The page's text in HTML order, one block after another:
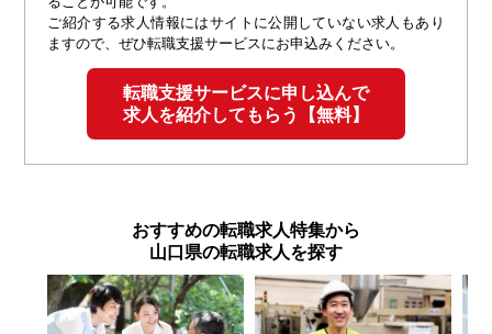
ご紹介する求人情報にはサイトに公開していない求人もあり
ますので、ぜひ転職支援サービスにお申込みください。
転職支援サービスに申し込んで
求人を紹介してもらう【無料】
おすすめの転職求人特集から
山口県の転職求人を探す